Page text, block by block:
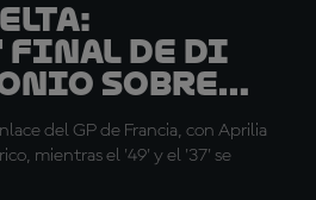
final de Di
sobre
del GP de Francia, con Aprilia
mientras el '49' y el '37' se